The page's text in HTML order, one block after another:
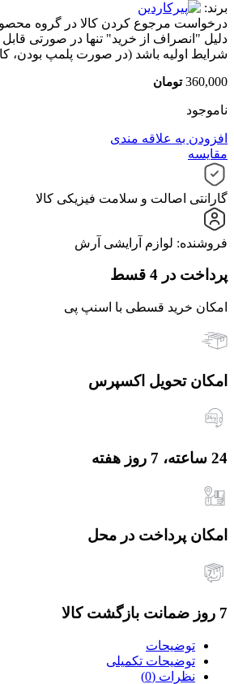
برند:
درخواست مرجوع کردن کالا در گروه
دلیل "انصراف از خرید" تنها در صورتی قابل
شرایط اولیه باشد (در صورت پلمپ بودن،
360,000 تومان
ناموجود
افزودن به علاقه مندی
مقایسه
گارانتی اصالت و سلامت فیزیکی کالا
فروشنده: لوازم آرایشی آرش
پرداخت در 4 قسط
امکان خرید قسطی با اسنپ پی
امکان تحویل اکسپرس
24 ساعته، 7 روز هفته
امکان پرداخت در محل
7 روز ضمانت بازگشت کالا
توضیحات
توضیحات تکمیلی
نظرات (0)